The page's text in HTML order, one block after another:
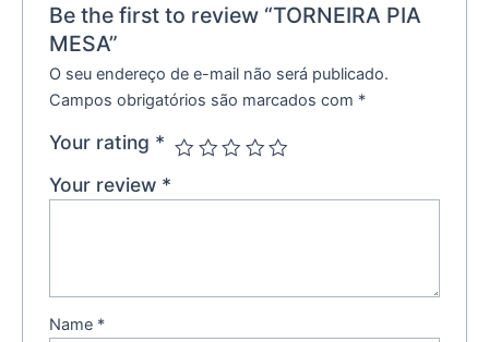
Be the first to review “TORNEIRA PIA
MESA”
O seu endereço de e-mail não será publicado.
Campos obrigatórios são marcados com *
Your rating *
Your review *
Name *